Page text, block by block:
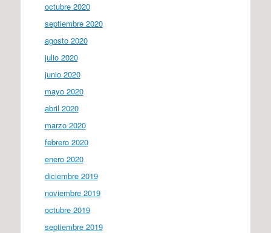
octubre 2020
septiembre 2020
agosto 2020
julio 2020
junio 2020
mayo 2020
abril 2020
marzo 2020
febrero 2020
enero 2020
diciembre 2019
noviembre 2019
octubre 2019
septiembre 2019